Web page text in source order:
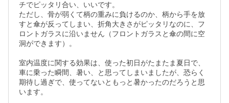
チでピッタリ合い、いいです。
ただし、骨が弱くて柄の重みに負けるのか、柄から手を放
すと傘が反ってしまい、折角大きさがピッタリなのに、フ
ロントガラスに沿いません（フロントガラスと傘の間に空
洞ができます）。
室内温度に関する効果は、使った初日がたまたま夏日で、
車に乗った瞬間、暑い、と思ってしまいましたが、恐らく
期待し過ぎで、使ってないともっと暑かったのだろうと思
います。